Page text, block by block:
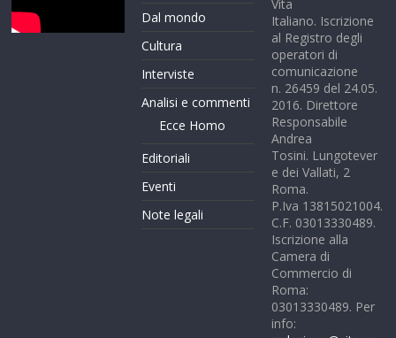
Dal mondo
Cultura
Interviste
Analisi e commenti
Ecce Homo
Editoriali
Eventi
Note legali
Vita
Italiano. Iscrizione
al Registro degli
operatori di
comunicazione
n. 26459 del 24.05.
2016. Direttore
Responsabile
Andrea
Tosini. Lungotever
e dei Vallati, 2
Roma.
P.Iva 13815021004.
C.F. 03013330489.
Iscrizione alla
Camera di
Commercio di
Roma:
03013330489. Per
info: